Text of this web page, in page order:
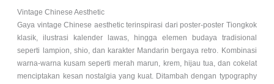
Vintage Chinese Aesthetic
Gaya vintage Chinese aesthetic terinspirasi dari poster-poster Tiongkok
klasik, ilustrasi kalender lawas, hingga elemen budaya tradisional
seperti lampion, shio, dan karakter Mandarin bergaya retro. Kombinasi
warna-warna kusam seperti merah marun, krem, hijau tua, dan cokelat
menciptakan kesan nostalgia yang kuat. Ditambah dengan typography